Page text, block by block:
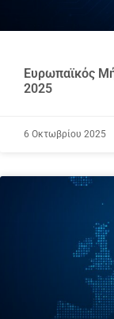
Ευρωπαϊκός
2025
6 Οκτωβρίου 2025